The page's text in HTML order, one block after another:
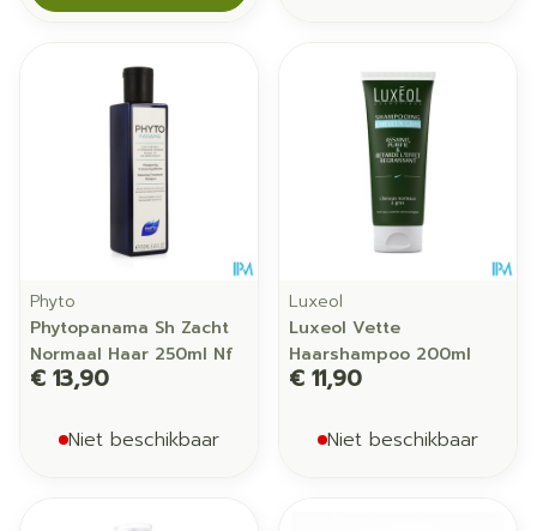
Phyto
Phytopanama Sh Zacht
Normaal Haar 250ml Nf
€ 13,90
Niet beschikbaar
Luxeol
Luxeol Vette
Haarshampoo 200ml
€ 11,90
Niet beschikbaar